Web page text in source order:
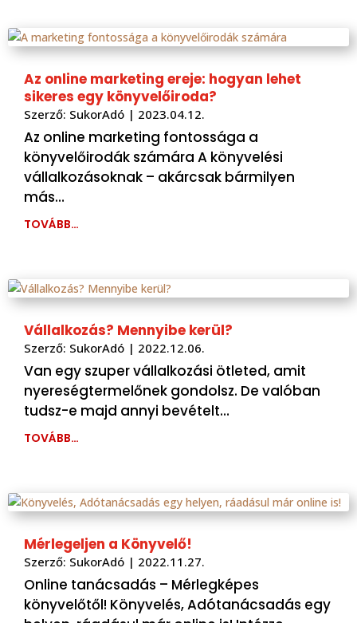
Az online marketing ereje: hogyan lehet
sikeres egy könyvelőiroda?
Szerző: SukorAdó | 2023.04.12.
Az online marketing fontossága a
könyvelőirodák számára A könyvelési
vállalkozásoknak – akárcsak bármilyen
más…
TOVÁBB…
Vállalkozás? Mennyibe kerül?
Szerző: SukorAdó | 2022.12.06.
Van egy szuper vállalkozási ötleted, amit
nyereségtermelőnek gondolsz. De valóban
tudsz-e majd annyi bevételt…
TOVÁBB…
Mérlegeljen a Könyvelő!
Szerző: SukorAdó | 2022.11.27.
Online tanácsadás – Mérlegképes
könyvelőtől! Könyvelés, Adótanácsadás egy